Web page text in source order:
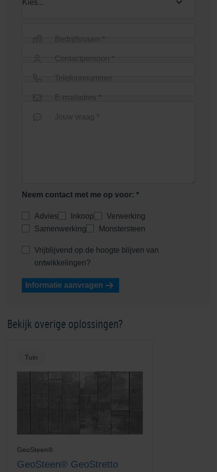
Bedrijfsnaam *
Contactpersoon *
Telefoonnummer
E-mailadres *
Jouw vraag *
Neem contact met me op voor: *
Advies Inkoop
Verwerking
Samenwerking
Monstersteen
Vrijblijvend op de hoogte blijven van
ontwikkelingen?
Informatie aanvragen
Bekijk overige oplossingen?
Tuin
GeoSteen®
GeoSteen® GeoStretto